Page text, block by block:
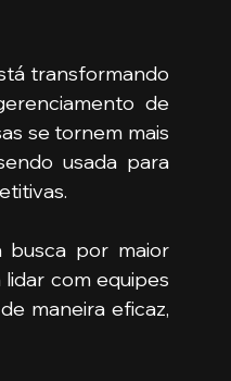
transformando
de
se tornem mais
usada para
com equipes
maneira eficaz,